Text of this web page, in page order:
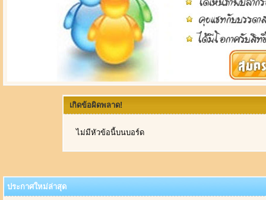
เกิดข้อผิดพลาด!
ไม่มีหัวข้อนี้บนบอร์ด
ประกาศใหม่ล่าสุด